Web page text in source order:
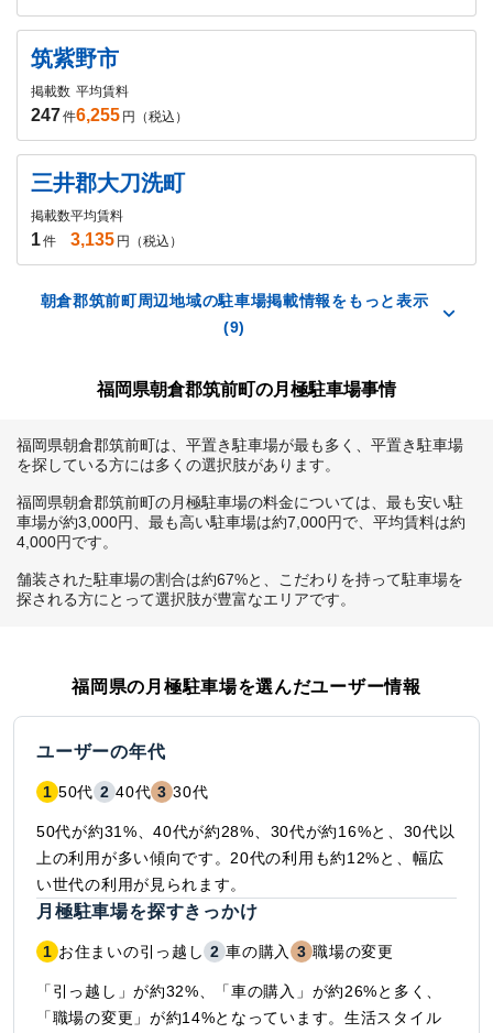
筑紫野市
掲載数
247件
平均賃料
6,255 円（税込）
三井郡大刀洗町
掲載数
1件
平均賃料
3,135 円（税込）
朝倉郡筑前町周辺地域の駐車場掲載情報をもっと表示
(9)
福岡県朝倉郡筑前町の月極駐車場事情
福岡県朝倉郡筑前町は、平置き駐車場が最も多く、平置き駐車場
を探している方には多くの選択肢があります。
福岡県朝倉郡筑前町の月極駐車場の料金については、最も安い駐
車場が約3,000円、最も高い駐車場は約7,000円で、平均賃料は約
4,000円です。
舗装された駐車場の割合は約67%と、こだわりを持って駐車場を
探される方にとって選択肢が豊富なエリアです。
福岡県の月極駐車場を選んだユーザー情報
ユーザーの年代
1 50代 2 40代 3 30代
50代が約31%、40代が約28%、30代が約16%と、30代以
上の利用が多い傾向です。20代の利用も約12%と、幅広
い世代の利用が見られます。
月極駐車場を探すきっかけ
1 お住まいの引っ越し 2 車の購入 3 職場の変更
「引っ越し」が約32%、「車の購入」が約26%と多く、
「職場の変更」が約14%となっています。生活スタイル